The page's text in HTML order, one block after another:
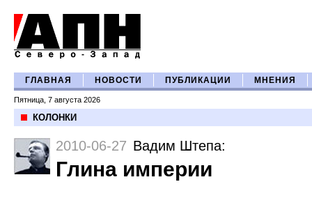
ГЛАВНАЯ НОВОСТИ ПУБЛИКАЦИИ МНЕНИЯ
Пятница, 7 августа 2026
КОЛОНКИ
2010-06-27 Вадим Штепа:
Глина империи